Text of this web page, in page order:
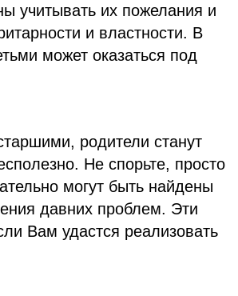
учитывать их пожелания и
и властности. В
может оказаться под
родители станут
Не спорьте, просто
могут быть найдены
давних проблем. Эти
Вам удастся реализовать